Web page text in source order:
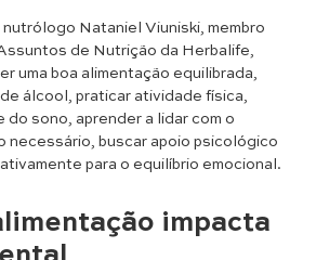
Nataniel Viuniski, membro
de Nutrição da Herbalife,
uma boa alimentação equilibrada,
álcool, praticar atividade física,
do sono, aprender a lidar com o
necessário, buscar apoio psicológico
para o equilíbrio emocional.
impacta